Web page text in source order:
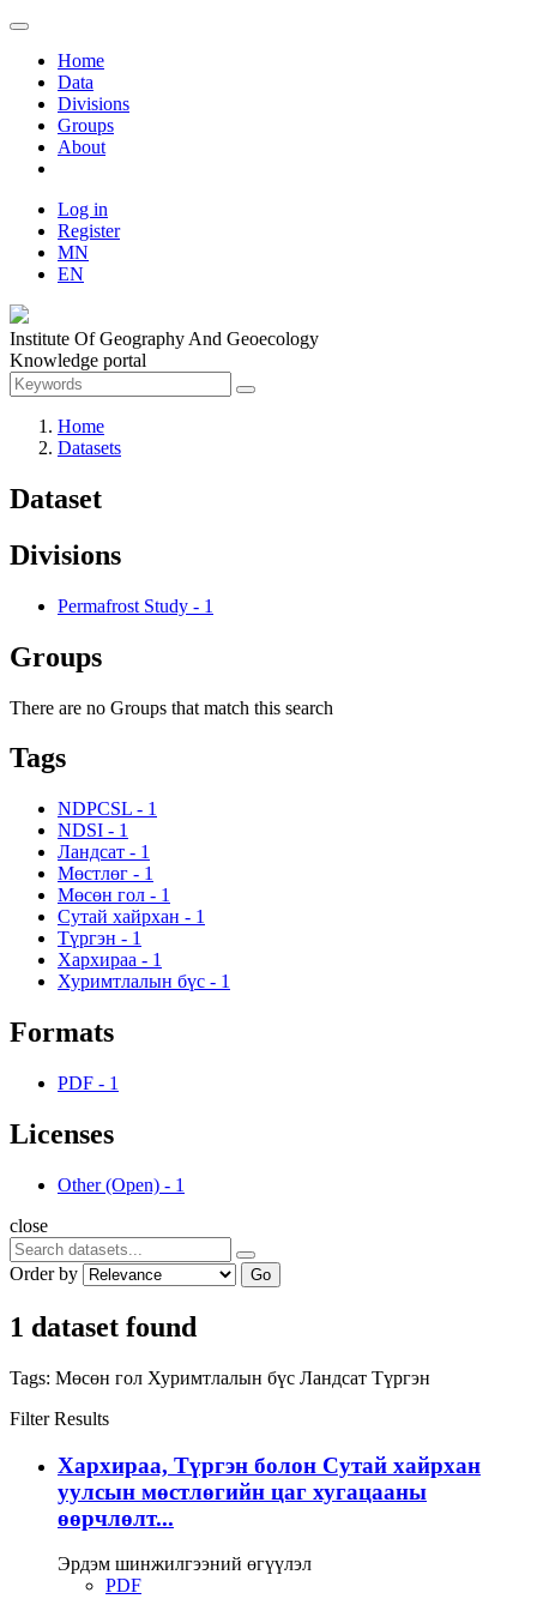
Home
Data
Divisions
Groups
About
Log in
Register
MN
EN
Institute Of Geography And Geoecology
Knowledge portal
Home
Datasets
Dataset
Divisions
Permafrost Study - 1
Groups
There are no Groups that match this search
Tags
NDPCSL - 1
NDSI - 1
Ландсат - 1
Мөстлөг - 1
Мөсөн гол - 1
Сутай хайрхан - 1
Түргэн - 1
Хархираа - 1
Хуримтлалын бүс - 1
Formats
PDF - 1
Licenses
Other (Open) - 1
close
Order by Go
1 dataset found
Tags: Мөсөн гол Хуримтлалын бүс Ландсат Түргэн
Filter Results
Хархираа, Түргэн болон Сутай хайрхан
уулсын мөстлөгийн цаг хугацааны
өөрчлөлт...
Эрдэм шинжилгээний өгүүлэл
PDF